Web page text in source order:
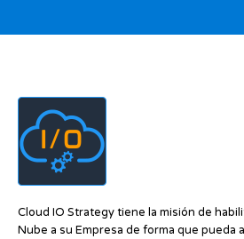
Cloud IO Strategy tiene la misión de
Nube a su Empresa de forma que pueda